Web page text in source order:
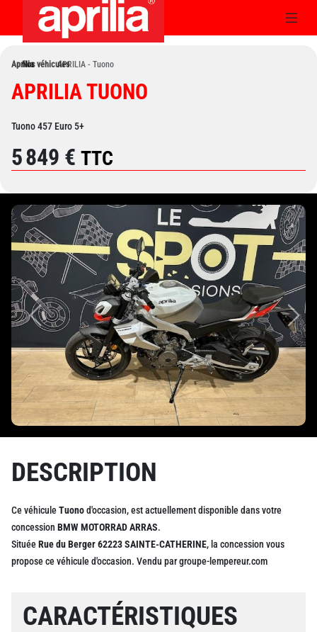
Aprilia
›
Nos véhicules
›
APRILIA - Tuono
APRILIA TUONO
Tuono 457 Euro 5+
5 849 € TTC
Previous Next
DESCRIPTION
Ce véhiculeTuonod'occasion, est actuellement disponible dans votre
concession BMW MOTORRAD ARRAS.
SituéeRue du Berger 62223 SAINTE-CATHERINE, la concession vous
propose ce véhicule d'occasion. Vendu par groupe-lempereur.com
CARACTÉRISTIQUES